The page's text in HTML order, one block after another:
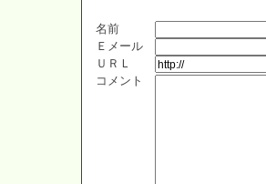
名前
Ｅメール
ＵＲＬ
コメント